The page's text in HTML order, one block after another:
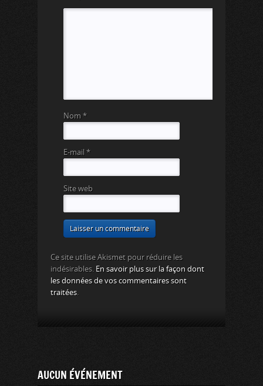
Nom *
E-mail *
Site web
Ce site utilise Akismet pour réduire les
indésirables. En savoir plus sur la façon dont
les données de vos commentaires sont
traitées
AUCUN ÉVÉNEMENT